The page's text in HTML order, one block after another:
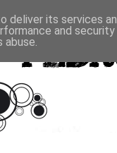
deliver its services
and